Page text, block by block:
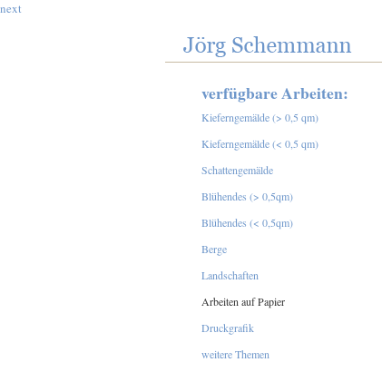
next
verfügbare Arbeiten:
Kieferngemälde (> 0,5 qm)
Kieferngemälde (< 0,5 qm)
Schattengemälde
Blühendes (> 0,5qm)
Blühendes (< 0,5qm)
Berge
Landschaften
Arbeiten auf Papier
Druckgrafik
weitere Themen